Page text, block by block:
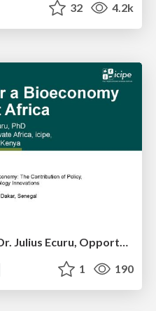
32 4.2k
Bioeconomy Workshop: Dr. Julius Ecuru, Opportunities for a Bioeconomy in West Africa
1 190